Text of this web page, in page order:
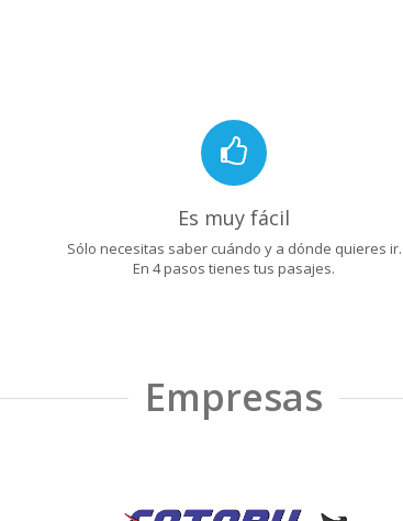
Es muy fácil
Sólo necesitas saber cuándo y a dónde quieres ir.
En 4 pasos tienes tus pasajes.
Empresas